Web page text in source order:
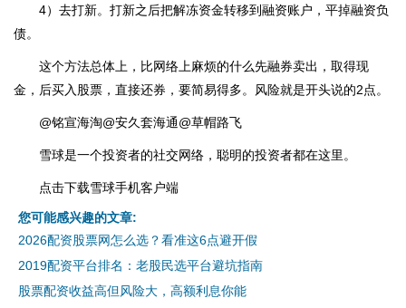
4）去打新。打新之后把解冻资金转移到融资账户，平掉融资负
债。
这个方法总体上，比网络上麻烦的什么先融券卖出，取得现
金，后买入股票，直接还券，要简易得多。风险就是开头说的2点。
@铭宣海淘@安久套海通@草帽路飞
雪球是一个投资者的社交网络，聪明的投资者都在这里。
点击下载雪球手机客户端
您可能感兴趣的文章:
2026配资股票网怎么选？看准这6点避开假
2019配资平台排名：老股民选平台避坑指南
股票配资收益高但风险大，高额利息你能